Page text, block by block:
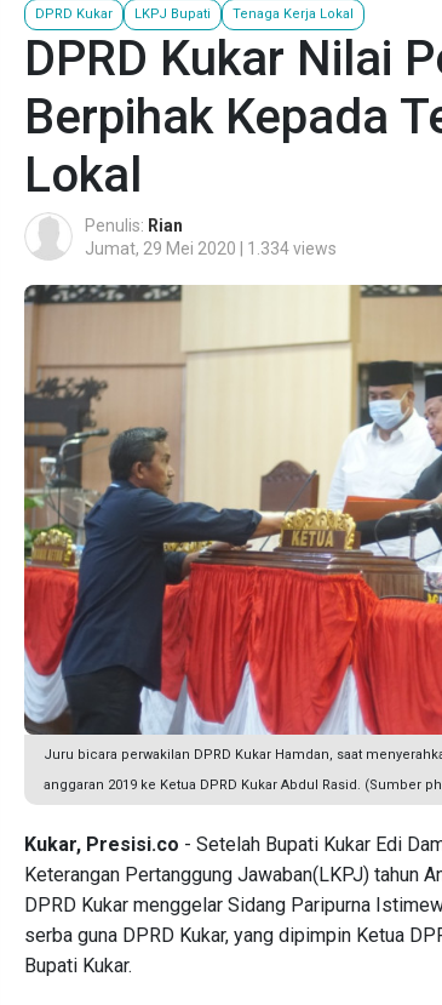
DPRD Kukar LKPJ Bupati Tenaga Kerja Lokal
DPRD Kukar Nilai
Berpihak Kepada
Lokal
Penulis: Rian
Jumat, 29 Mei 2020 | 1.334 views
Juru bicara perwakilan DPRD Kukar Hamdan, saat
anggaran 2019 ke Ketua DPRD Kukar Abdul Rasid. (Sumber
Kukar, Presisi.co - Setelah Bupati Kukar Edi
Keterangan Pertanggung Jawaban(LKPJ) tahun
DPRD Kukar menggelar Sidang Paripurna
serba guna DPRD Kukar, yang dipimpin Ketua
Bupati Kukar.